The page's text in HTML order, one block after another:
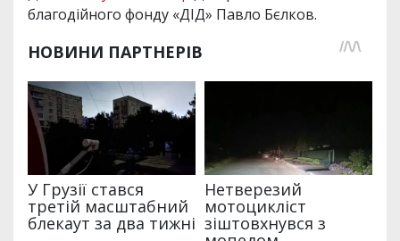
благодійного фонду «ДІД» Павло Бєлков.